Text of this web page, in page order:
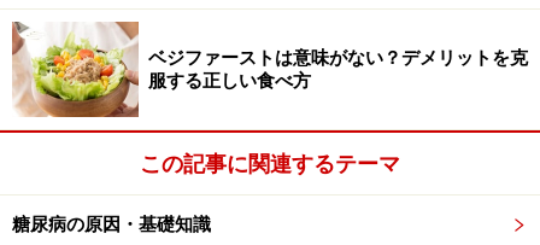
アトキンス式ダイエットでは全炭水化物からファイバー
を引いたものをnet carbsと言っていました。ちょうど日
本の「糖質」に相当するものです。一方で、日本も米国
糖アルコール（グリセリンも含む）も含むことになって
いるので、なんとか低炭水化物（ローカーブ）をアピー
ベジファーストは意味がない？デメリットを克
服する正しい食べ方
この記事に関連するテーマ
糖尿病の原因・基礎知識